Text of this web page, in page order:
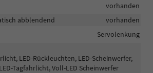
vorhanden
abblendend
vorhanden
Servolenkung
LED-Rückleuchten, LED-Scheinwerfer,
Tagfahrlicht, Voll-LED Scheinwerfer